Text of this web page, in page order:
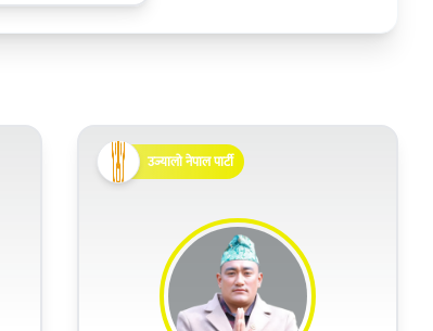
उज्यालो नेपाल पार्टी